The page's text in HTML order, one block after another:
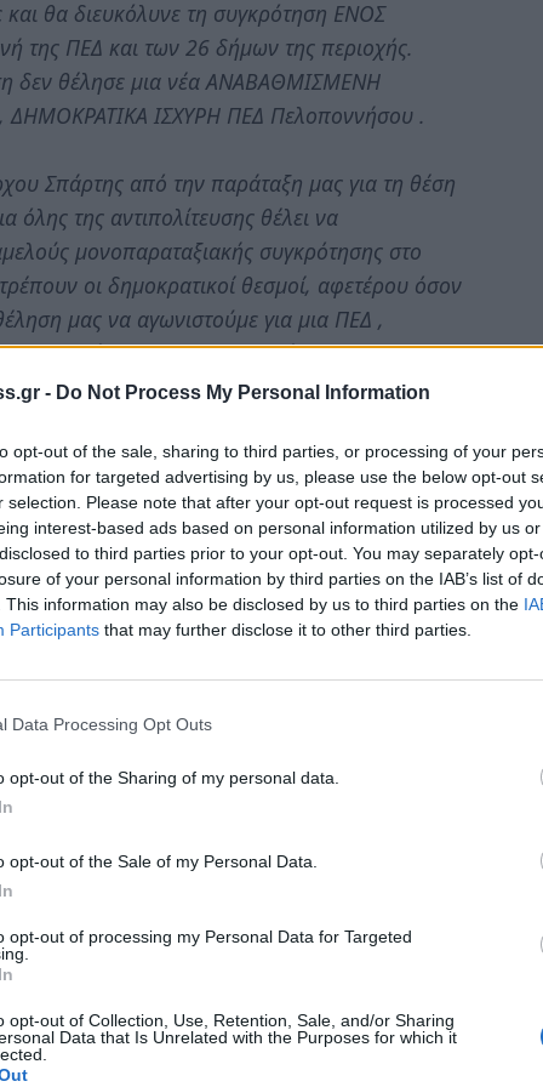
- Do Not Process My Personal Information
opt-out of the sale, sharing to third parties, or processing of your
for targeted advertising by us, please use the below opt-out
selection. Please note that after your opt-out request is processed
interest-based ads based on personal information utilized by us
to third parties prior to your opt-out. You may separately
of your personal information by third parties on the IAB’s list of
This information may also be disclosed by us to third parties on the
Participants that may further disclose it to other third parties.
Data Processing Opt Outs
opt-out of the Sharing of my personal data.
opt-out of the Sale of my Personal Data.
opt-out of processing my Personal Data for Targeted
opt-out of Collection, Use, Retention, Sale, and/or Sharing
Data that Is Unrelated with the Purposes for which it
θα διευκόλυνε τη συγκρότηση ΕΝΟΣ
της ΠΕΔ και των 26 δήμων της περιοχής.
δεν θέλησε μια νέα ΑΝΑΒΑΘΜΙΣΜΕΝΗ
ΔΗΜΟΚΡΑΤΙΚΑ ΙΣΧΥΡΗ ΠΕΔ Πελοποννήσου .
Σπάρτης από την παράταξη μας για τη θέση
της αντιπολίτευσης θέλει να
μονοπαραταξιακής συγκρότησης στο
οι δημοκρατικοί θεσμοί, αφετέρου όσον
μας να αγωνιστούμε για μια ΠΕΔ ,
στις δυνάμεις που παραγκωνίζουν την
δύναμη στο αυτοδιοικητικό πεδίο.
τώρα που η τοπική αυτοδιοίκηση βρίσκεται σε
της.
τώρα που οι 26 δήμοι της περιοχής μας
συμφωνία με την ΤΕΡΝΑ μαζί
καταστολής που συνθέτουν ο Καλλικράτης και
στην ΠΕΔ Πελοποννήσου:
ΚΙΝΗΣΗ 61
15
7